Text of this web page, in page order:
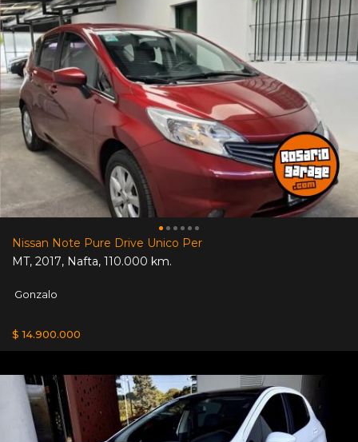
Nissan Note Pure Drive Unico Per
MT, 2017, Nafta, 110.000 km.
Gonzalo
$ 14.900.000